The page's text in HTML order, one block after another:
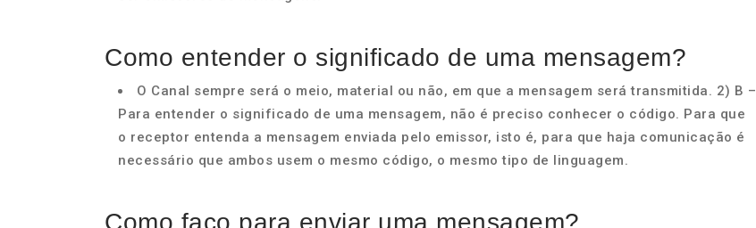
Como entender o significado de uma mensagem?
O Canal sempre será o meio, material ou não, em que a mensagem será transmitida. 2) B –
Para entender o significado de uma mensagem, não é preciso conhecer o código. Para que
o receptor entenda a mensagem enviada pelo emissor, isto é, para que haja comunicação é
necessário que ambos usem o mesmo código, o mesmo tipo de linguagem.
Como faço para enviar uma mensagem?